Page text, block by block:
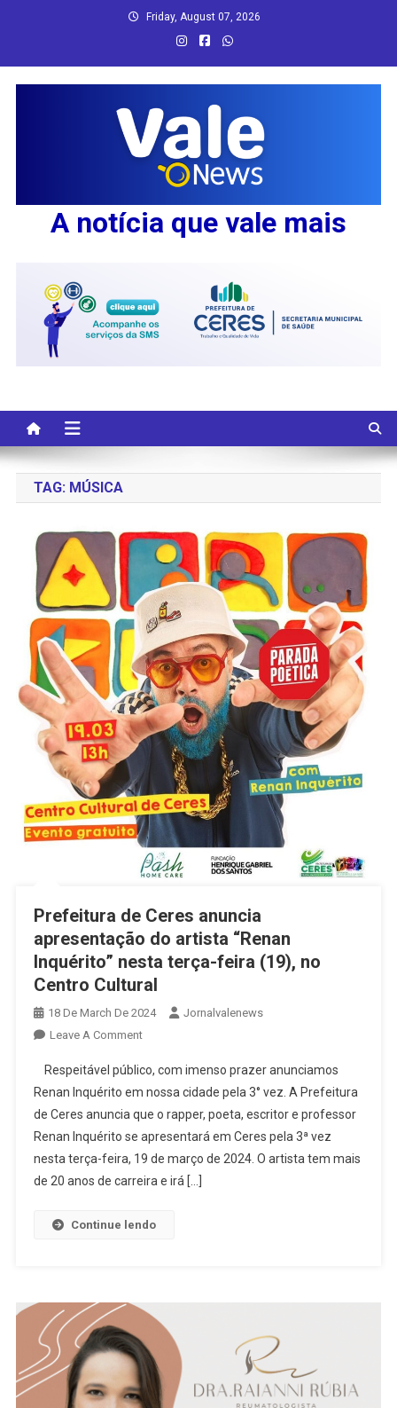
Friday, August 07, 2026
A notícia que vale mais
TAG: MÚSICA
Prefeitura de Ceres anuncia
apresentação do artista “Renan
Inquérito” nesta terça-feira (19), no
Centro Cultural
18 De March De 2024
Jornalvalenews
Leave A CommentOn
De
Ceres
Anuncia
Apresentação
Do
Artista
Inquérito”
No
Centro
Cultural
Respeitável público, com imenso prazer anunciamos
Renan Inquérito em nossa cidade pela 3° vez. A Prefeitura
de Ceres anuncia que o rapper, poeta, escritor e professor
Renan Inquérito se apresentará em Ceres pela 3ª vez
nesta terça-feira, 19 de março de 2024. O artista tem mais
de 20 anos de carreira e irá […]
Continue lendo